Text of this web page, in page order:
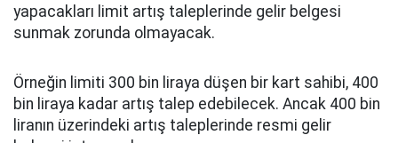
yapacakları limit artış taleplerinde gelir belgesi
sunmak zorunda olmayacak.
Örneğin limiti 300 bin liraya düşen bir kart sahibi, 400
bin liraya kadar artış talep edebilecek. Ancak 400 bin
liranın üzerindeki artış taleplerinde resmi gelir